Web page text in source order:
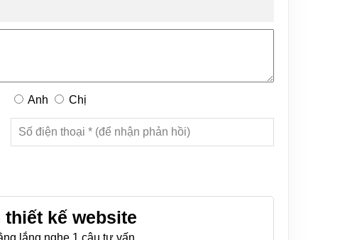
Anh Chị
kế website